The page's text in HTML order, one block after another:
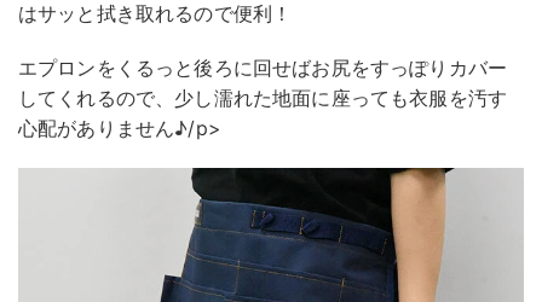
はサッと拭き取れるので便利！
エプロンをくるっと後ろに回せばお尻をすっぽりカバー
してくれるので、少し濡れた地面に座っても衣服を汚す
心配がありません♪/p>